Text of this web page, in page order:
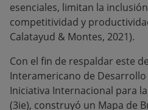
esenciales, limitan la
competitividad y
Calatayud & Montes, 2021).
Con el fin de respaldar este
Interamericano de Desarrollo
Iniciativa Internacional para
(3ie), construyó un Mapa de